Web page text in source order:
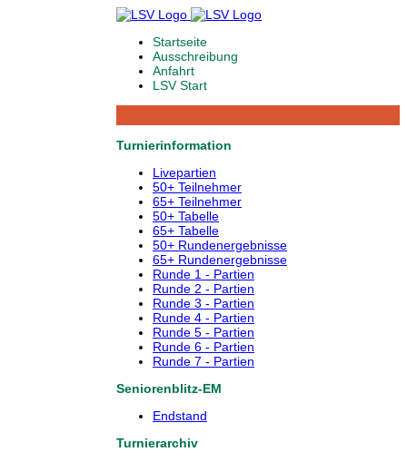
Startseite
Ausschreibung
Anfahrt
LSV Start
Turnierinformation
Livepartien
50+ Teilnehmer
65+ Teilnehmer
50+ Tabelle
65+ Tabelle
50+ Rundenergebnisse
65+ Rundenergebnisse
Runde 1 - Partien
Runde 2 - Partien
Runde 3 - Partien
Runde 4 - Partien
Runde 5 - Partien
Runde 6 - Partien
Runde 7 - Partien
Seniorenblitz-EM
Endstand
Turnierarchiv